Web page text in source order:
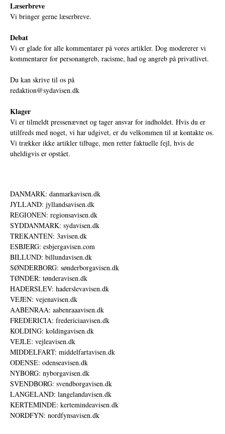
Læserbreve
Vi bringer gerne læserbreve.
Debat
Vi er glade for alle kommentarer på vores artikler. Dog modererer vi
kommentarer for personangreb, racisme, had og angreb på privatlivet.
Du kan skrive til os på
redaktion@sydavisen.dk
Klager
Vi er tilmeldt pressenævnet og tager ansvar for indholdet. Hvis du er
utilfreds med noget, vi har udgivet, er du velkommen til at kontakte os.
Vi trækker ikke artikler tilbage, men retter faktuelle fejl, hvis de
uheldigvis er opstået.
DANMARK: danmarkavisen.dk
JYLLAND: jyllandsavisen.dk
REGIONEN: regionsavisen.dk
SYDDANMARK: sydavisen.dk
TREKANTEN: 3avisen.dk
ESBJERG: esbjergavisen.com
BILLUND: billundavisen.dk
SØNDERBORG: sønderborgavisen.dk
TØNDER: tønderavisen.dk
HADERSLEV: haderslevavisen.dk
VEJEN: vejenavisen.dk
AABENRAA: aabenraaavisen.dk
FREDERICIA: fredericiaavisen.dk
KOLDING: koldingavisen.dk
VEJLE: vejleavisen.dk
MIDDELFART: middelfartavisen.dk
ODENSE: odenseavisen.dk
NYBORG: nyborgavisen.dk
SVENDBORG: svendborgavisen.dk
LANGELAND: langelandavisen.dk
KERTEMINDE: kertemindeavisen.dk
NORDFYN: nordfynsavisen.dk